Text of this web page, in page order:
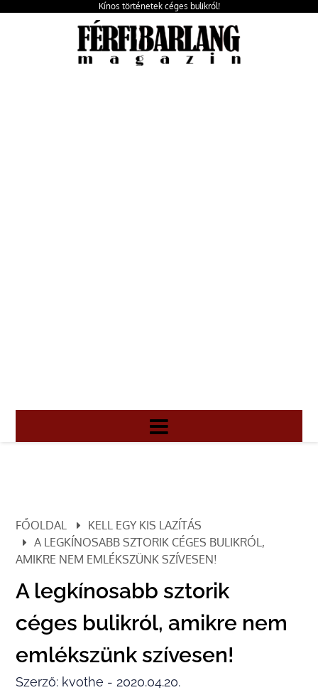
Kínos történetek céges bulikról!
FŐOLDAL
KELL EGY KIS LAZÍTÁS
A LEGKÍNOSABB SZTORIK CÉGES BULIKRÓL,
AMIKRE NEM EMLÉKSZÜNK SZÍVESEN!
A legkínosabb sztorik
céges bulikról, amikre nem
emlékszünk szívesen!
Szerző: kvothe - 2020.04.20.